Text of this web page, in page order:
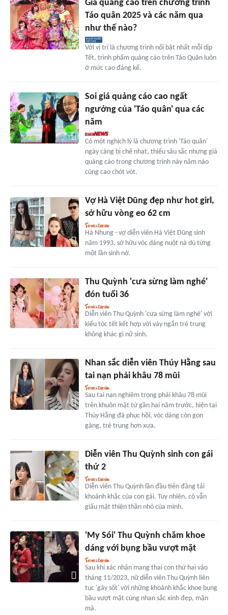
Giá quảng cáo trên chương trình
Táo quân 2025 và các năm qua
như thế nào?
Với vị trí là chương trình nổi bật nhất mỗi dịp
Tết, trình phẩm quảng cáo trên Táo Quân luôn
ở mức cao đáng kể.
Soi giá quảng cáo cao ngất
ngưởng của 'Táo quân' qua các
năm
Có một nghịch lý là chương trình 'Táo quân'
ngày càng bị chê nhạt, thiếu sâu sắc nhưng giá
quảng cáo trong chương trình này năm nào
cũng cao chót vót.
Vợ Hà Việt Dũng đẹp như hot girl,
sở hữu vòng eo 62 cm
Hà Nhung - vợ diễn viên Hà Việt Dũng sinh
năm 1993, sở hữu vóc dáng nuột nà dù từng
một lần sinh nở.
Thu Quỳnh 'cưa sừng làm nghé'
đón tuổi 36
Diễn viên Thu Quỳnh 'cưa sừng làm nghé' với
kiểu tóc tết kết hợp với váy ngắn trẻ trung
không khác gì nữ sinh.
Nhan sắc diễn viên Thúy Hằng sau
tai nạn phải khâu 78 mũi
Sau tai nạn nghiêm trọng phải khâu 78 mũi
trên khuôn mặt từ gần hai năm trước, hiện tại
Thúy Hằng đã phục hồi, vóc dáng còn gọn
gàng, trẻ trung hơn xưa.
Diễn viên Thu Quỳnh sinh con gái
thứ 2
Diễn viên Thu Quỳnh lần đầu tiên đăng tải
khoảnh khắc của con gái. Tuy nhiên, cô vẫn
giấu mặt thiên thần nhỏ của mình.
'My Sói' Thu Quỳnh chăm khoe
dáng với bụng bầu vượt mặt
Sau khi xác nhận mang thai con thứ hai vào
tháng 11/2023, nữ diễn viên Thu Quỳnh liên
tục 'gây sốt' với những khoảnh khắc khoe bụng
bầu vượt mặt cùng nhan sắc xinh đẹp, mặn
mà.